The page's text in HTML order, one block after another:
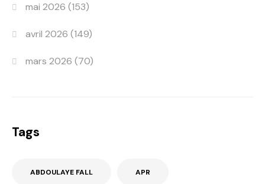
mai 2026 (153)
avril 2026 (149)
mars 2026 (70)
Tags
ABDOULAYE FALL APR